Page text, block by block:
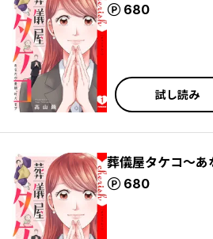
680
ポイント
試し読み
葬儀屋タケコ～あ
680
ポイント